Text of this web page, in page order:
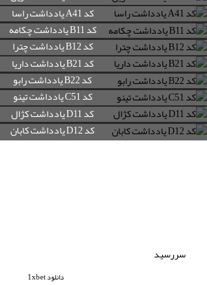
کد A41 یادداشت راسا
کد B11 یادداشت چکامه
کد B12 یادداشت چترا
کد B21 یادداشت داریا
کد B22 یادداشت رابو
کد C51 یادداشت تینو
کد D11 یادداشت کژال
کد D12 یادداشت کابان
سررسید
دانلود 1xbet